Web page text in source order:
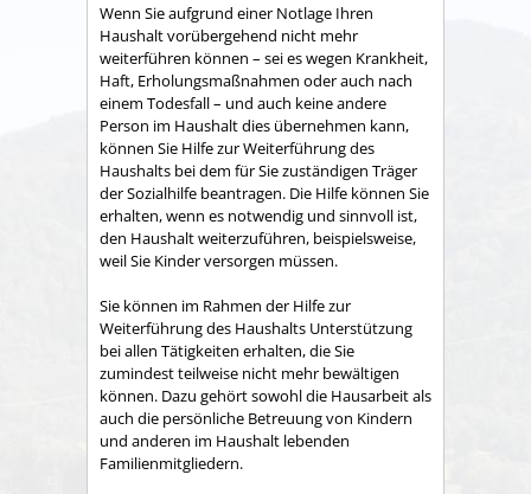
Wenn Sie aufgrund einer Notlage Ihren
Haushalt vorübergehend nicht mehr
weiterführen können – sei es wegen Krankheit,
Haft, Erholungsmaßnahmen oder auch nach
einem Todesfall – und auch keine andere
Person im Haushalt dies übernehmen kann,
können Sie Hilfe zur Weiterführung des
Haushalts bei dem für Sie zuständigen Träger
der Sozialhilfe beantragen. Die Hilfe können Sie
erhalten, wenn es notwendig und sinnvoll ist,
den Haushalt weiterzuführen, beispielsweise,
weil Sie Kinder versorgen müssen.
Sie können im Rahmen der Hilfe zur
Weiterführung des Haushalts Unterstützung
bei allen Tätigkeiten erhalten, die Sie
zumindest teilweise nicht mehr bewältigen
können. Dazu gehört sowohl die Hausarbeit als
auch die persönliche Betreuung von Kindern
und anderen im Haushalt lebenden
Familienmitgliedern.